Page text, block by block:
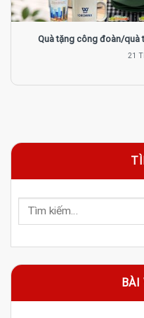
Quà tặng công đoàn/quà
21
BÀI